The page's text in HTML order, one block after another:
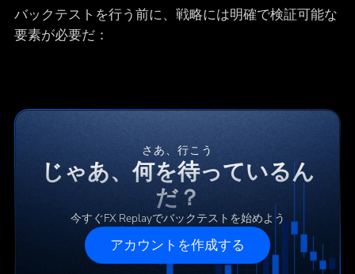
バックテストを行う前に、戦略には明確で検証可能な
要素が必要だ：
さあ、行こう
じゃあ、何を待っているん
だ？
今すぐFX Replayでバックテストを始めよう
アカウントを作成する